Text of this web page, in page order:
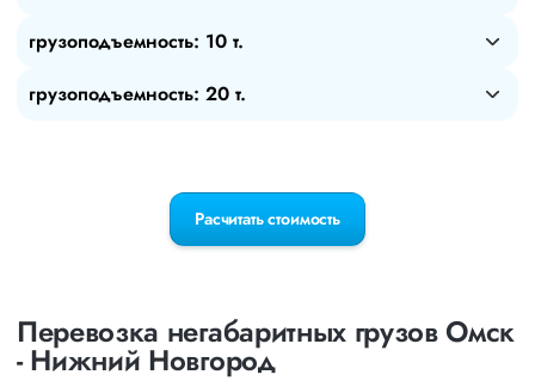
грузоподъемность: 10 т.
грузоподъемность: 20 т.
Расчитать стоимость
Перевозка негабаритных грузов Омск
- Нижний Новгород